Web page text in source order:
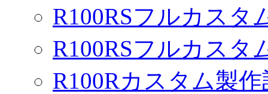
R100RSフルカスタ
R100RSフルカスタ
R100Rカスタム製作